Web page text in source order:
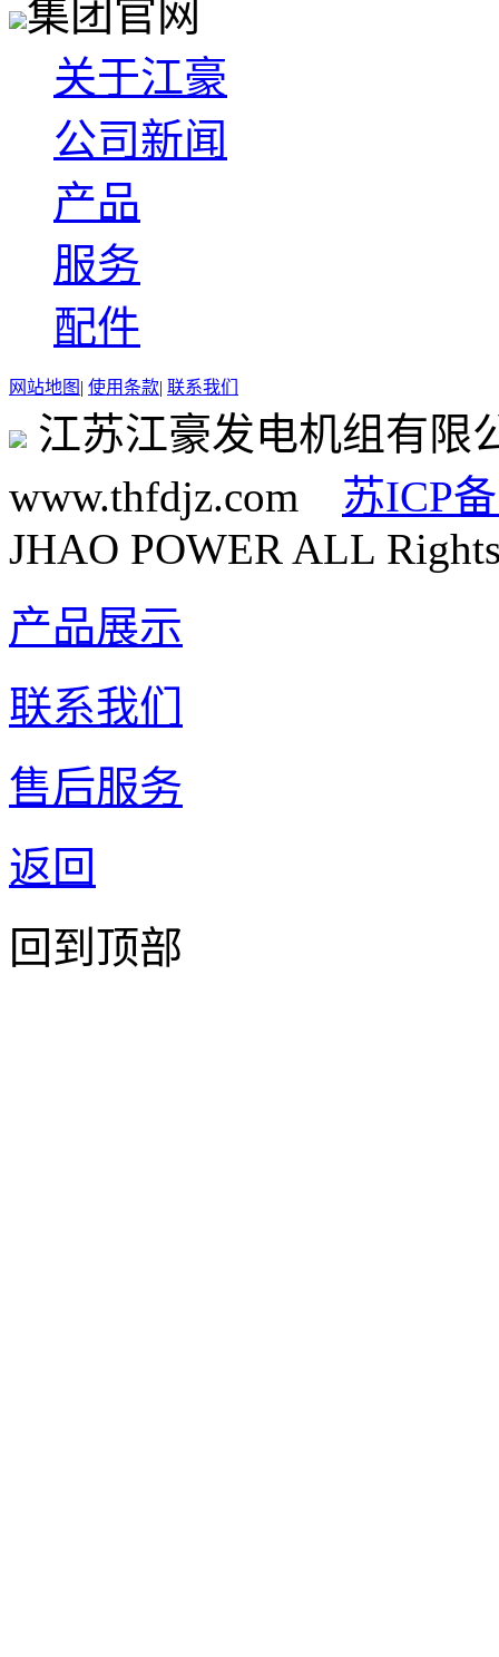
集团官网
关于江豪
公司新闻
产品
服务
配件
网站地图 | 使用条款| 联系我们
江苏江豪发电机组有
www.thfdjz.com 苏ICP
JHAO POWER ALL
产品展示
联系我们
售后服务
返回
回到顶部